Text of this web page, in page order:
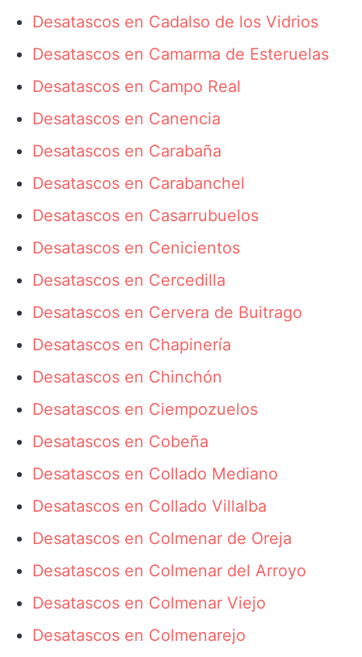
Desatascos en Cadalso de los Vidrios
Desatascos en Camarma de Esteruelas
Desatascos en Campo Real
Desatascos en Canencia
Desatascos en Carabaña
Desatascos en Carabanchel
Desatascos en Casarrubuelos
Desatascos en Cenicientos
Desatascos en Cercedilla
Desatascos en Cervera de Buitrago
Desatascos en Chapinería
Desatascos en Chinchón
Desatascos en Ciempozuelos
Desatascos en Cobeña
Desatascos en Collado Mediano
Desatascos en Collado Villalba
Desatascos en Colmenar de Oreja
Desatascos en Colmenar del Arroyo
Desatascos en Colmenar Viejo
Desatascos en Colmenarejo